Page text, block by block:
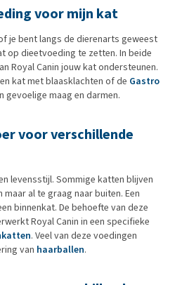
voor mijn kat
je bent langs de dierenarts geweest
op dieetvoeding te zetten. In beide
Royal Canin jouw kat ondersteunen.
kat met blaasklachten of de Gastro
gevoelige maag en darmen.
voor verschillende
levensstijl. Sommige katten blijven
al te graag naar buiten. Een
binnenkat. De behoefte van deze
Royal Canin in een specifieke
. Veel van deze voedingen
van haarballen.